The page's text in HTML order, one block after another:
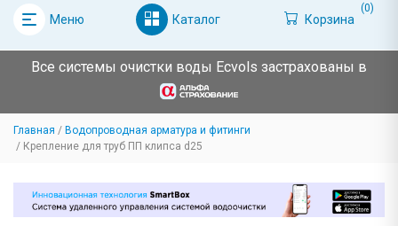
Меню Каталог Корзина
(0)
Все системы очистки воды Ecvols застрахованы в
Главная
Водопроводная арматура и фитинги
Крепление для труб ПП клипса d25